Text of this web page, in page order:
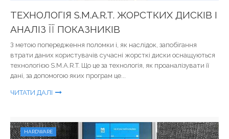
ТЕХНОЛОГІЯ S.M.A.R.T. ЖОРСТКИХ ДИСКІВ І
АНАЛІЗ ЇЇ ПОКАЗНИКІВ
З метою попередження поломки і, як наслідок, запобігання
втрати даних користувачів сучасні жорсткі диски оснащуються
технологією S.M.A.R.T. Що це за технологія, як проаналізувати її
дані, за допомогою яких програм це...
ЧИТАТИ ДАЛІ
HARDWARE